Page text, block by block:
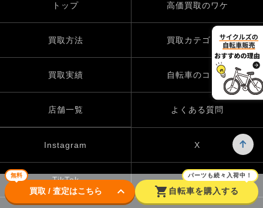
無料
買取 / 査定はこちら keyboard_arrow_down shopping_cart
パーツも続々入荷中！
自転車を購入する
トップ 高価買取のワケ
買取方法 買取カテゴリー
買取実績 自転車のコラム
店舗一覧 よくある質問
Instagram X
TikTok